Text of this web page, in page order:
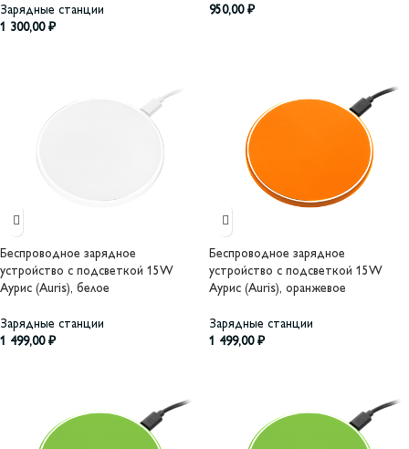
Зарядные станции
1 300,00 ₽
950,00 ₽
Беспроводное зарядное
устройство с подсветкой 15W
Аурис (Auris), белое
Зарядные станции
1 499,00 ₽
Беспроводное зарядное
устройство с подсветкой 15W
Аурис (Auris), оранжевое
Зарядные станции
1 499,00 ₽